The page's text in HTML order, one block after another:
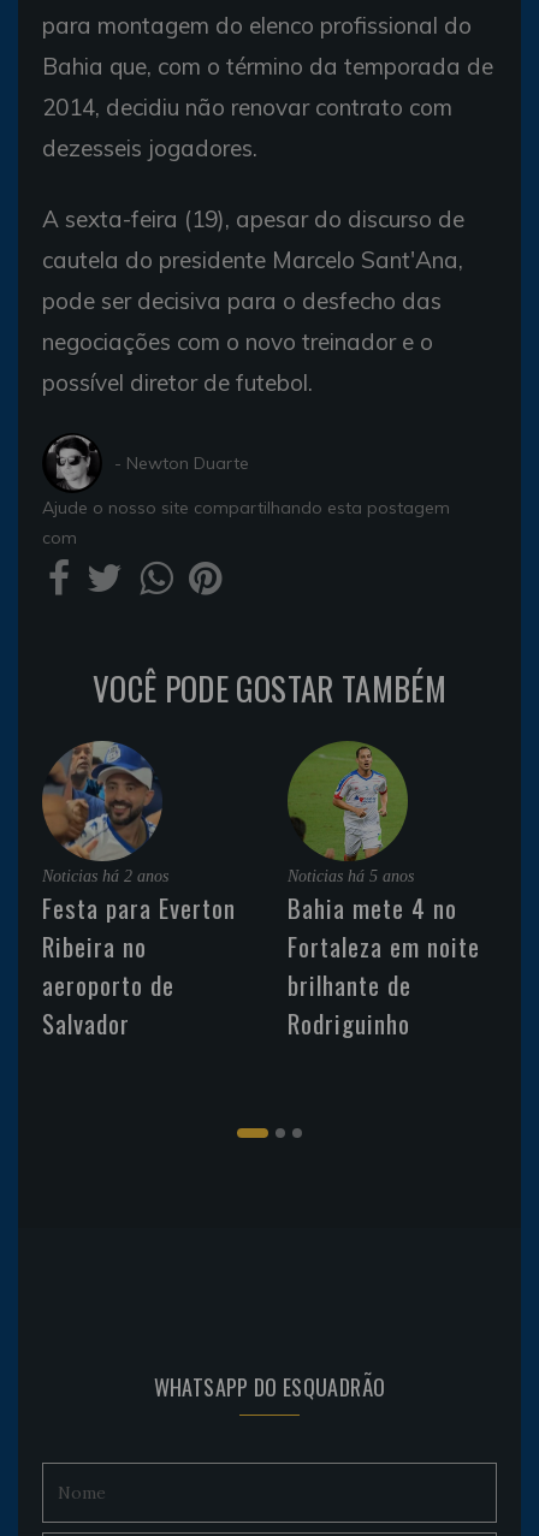
para montagem do elenco profissional do
Bahia que, com o término da temporada de
2014, decidiu não renovar contrato com
dezesseis jogadores.
A sexta-feira (19), apesar do discurso de
cautela do presidente Marcelo Sant'Ana,
pode ser decisiva para o desfecho das
negociações com o novo treinador e o
possível diretor de futebol.
- Newton Duarte
Ajude o nosso site compartilhando esta postagem
com
VOCÊ PODE GOSTAR TAMBÉM
Noticias há 2 anos
Festa para Everton
Ribeira no
aeroporto de
Salvador
Noticias há 5 anos
Bahia mete 4 no
Fortaleza em noite
brilhante de
Rodriguinho
WHATSAPP DO ESQUADRÃO